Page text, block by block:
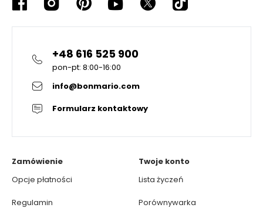
+48 616 525 900
pon-pt: 8:00-16:00
info@bonmario.com
Formularz kontaktowy
Zamówienie
Opcje płatności
Regulamin
Twoje konto
Lista życzeń
Porównywarka